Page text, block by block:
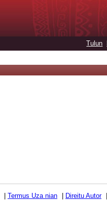
Tulun
Termus Uza nian Direitu Autor